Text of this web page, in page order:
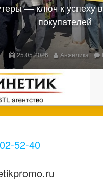
— ключ к успеху
покупателей
25.05.2026 Анжелика
52-40